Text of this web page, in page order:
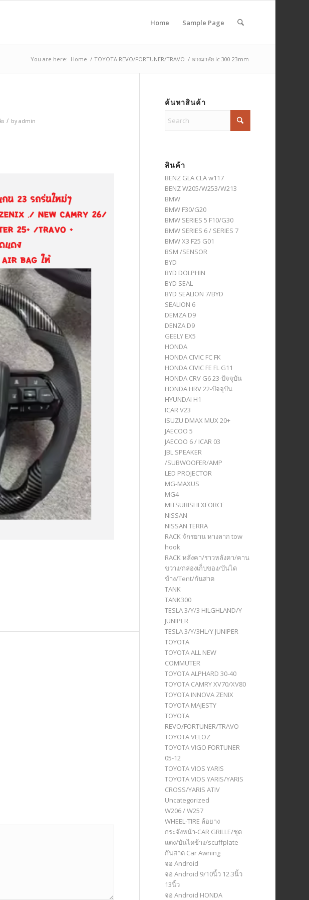
Home Sample Page
You are here: Home / TOYOTA REVO/FORTUNER/TRAVO / พวงมาลัย lc 300 23mm
/ byadmin
ค้นหาสินค้า
สินค้า
BENZ GLA CLA w117
BENZ W205/W253/W213
BMW
BMW F30/G20
BMW SERIES 5 F10/G30
BMW SERIES 6 / SERIES 7
BMW X3 F25 G01
BSM /SENSOR
BYD
BYD DOLPHIN
BYD SEAL
BYD SEALION 7/BYD
SEALION 6
DEMZA D9
DENZA D9
GEELY EX5
HONDA
HONDA CIVIC FC FK
HONDA CIVIC FE FL G11
HONDA CRV G6 23-ปัจจุบัน
HONDA HRV 22-ปัจจุบัน
HYUNDAI H1
ICAR V23
ISUZU DMAX MUX 20+
JAECOO 5
JAECOO 6 / ICAR 03
JBL SPEAKER
/SUBWOOFER/AMP
LED PROJECTOR
MG-MAXUS
MG4
MITSUBISHI XFORCE
NISSAN
NISSAN TERRA
RACK จักรยาน หางลาก tow
hook
RACK หลังคา/ราวหลังคา/คาน
ขวาง/กล่องเก็บของ/บันได
ข้าง/Tent/กันสาด
TANK
TANK300
TESLA 3/Y/3 HILGHLAND/Y
JUNIPER
TESLA 3/Y/3HL/Y JUNIPER
TOYOTA
TOYOTA ALL NEW
COMMUTER
TOYOTA ALPHARD 30-40
TOYOTA CAMRY XV70/XV80
TOYOTA INNOVA ZENIX
TOYOTA MAJESTY
TOYOTA
REVO/FORTUNER/TRAVO
TOYOTA VELOZ
TOYOTA VIGO FORTUNER
05-12
TOYOTA VIOS YARIS
TOYOTA VIOS YARIS/YARIS
CROSS/YARIS ATIV
Uncategorized
W206 / W257
WHEEL-TIRE ล้อยาง
กระจังหน้า-CAR GRILLE/ชุด
แต่ง/บันไดข้าง/scuffplate
กันสาด Car Awning
จอ Android
จอ Android 9/10นิ้ว 12.3นิ้ว
13นิ้ว
จอ Android HONDA